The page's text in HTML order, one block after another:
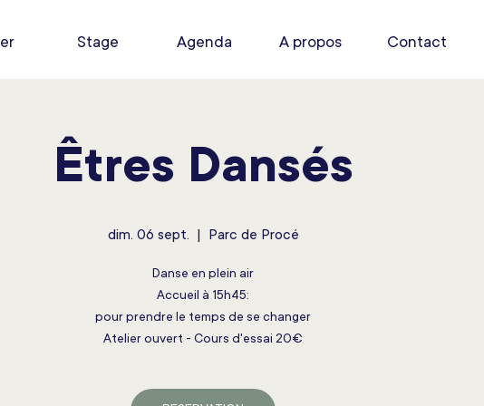
Stage Agenda A propos Contact
Êtres Dansés
dim. 06 sept. Parc de Procé
Danse en plein air
Accueil à 15h45:
pour prendre le temps de se changer
Atelier ouvert - Cours d'essai 20€